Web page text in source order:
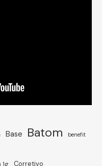
Base Batom benefit
1g Corretivo